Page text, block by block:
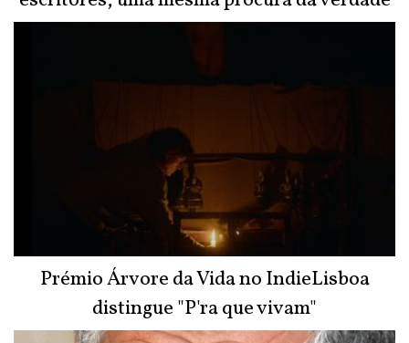
Prémio Árvore da Vida no IndieLisboa
distingue "P'ra que vivam"